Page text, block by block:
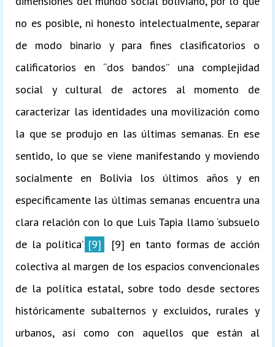
no es posible, ni honesto intelectualmente, separar
de modo binario y para fines clasificatorios o
calificatorios en “dos bandos” una complejidad
social y cultural de actores al momento de
caracterizar las identidades una movilización como
la que se produjo en las últimas semanas. En ese
sentido, lo que se viene manifestando y moviendo
socialmente en Bolivia los últimos años y en
específicamente las últimas semanas encuentra una
clara relación con lo que Luis Tapia llamo ‘subsuelo
de la política’ [9]
[9] en tanto formas de acción
colectiva al margen de los espacios convencionales
de la política estatal, sobre todo desde sectores
históricamente subalternos y excluidos, rurales y
urbanos, así como con aquellos que están al